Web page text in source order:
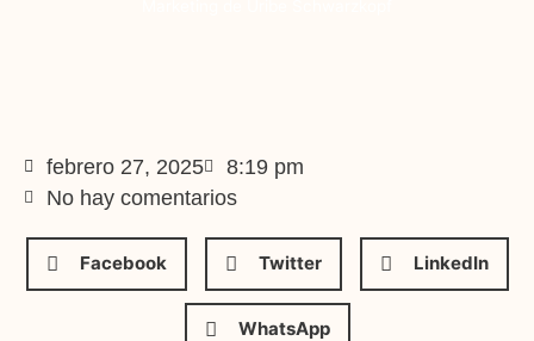
febrero 27, 2025
8:19 pm
No hay comentarios
Facebook Twitter LinkedIn
WhatsApp